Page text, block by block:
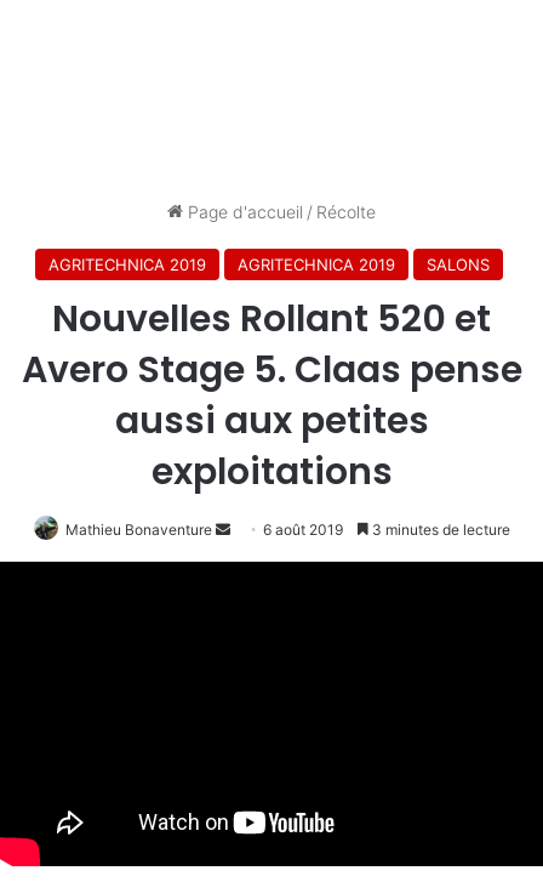
Page d'accueil / Récolte
AGRITECHNICA 2019 AGRITECHNICA 2019 SALONS
Nouvelles Rollant 520 et
Avero Stage 5. Claas pense
aussi aux petites
exploitations
Mathieu Bonaventure
Envoyer
un
6 août 2019 3 minutes de lecture